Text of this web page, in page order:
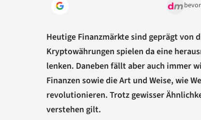
Heutige Finanzmärkte sind geprägt von
Kryptowährungen spielen da eine
lenken. Daneben fällt aber auch immer
Finanzen sowie die Art und Weise, wie
revolutionieren. Trotz gewisser
verstehen gilt.